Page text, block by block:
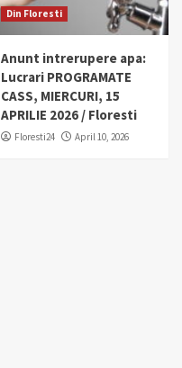
Din Floresti
Anunt intrerupere apa:
Lucrari PROGRAMATE
CASS, MIERCURI, 15
APRILIE 2026 / Floresti
Floresti24 April 10, 2026